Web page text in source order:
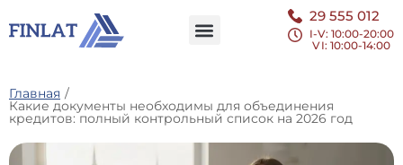
29 555 012
I-V: 10:00-20:00
VI: 10:00-14:00
Главная /
Какие документы необходимы для объединения
кредитов: полный контрольный список на 2026 год